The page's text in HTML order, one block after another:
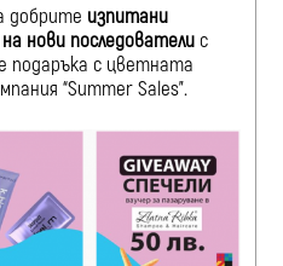
добрите изпитани
нови последователи с
подаръка с цветната
“Summer Sales”.